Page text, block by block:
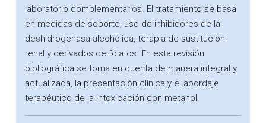
laboratorio complementarios. El tratamiento se basa
en medidas de soporte, uso de inhibidores de la
deshidrogenasa alcohólica, terapia de sustitución
renal y derivados de folatos. En esta revisión
bibliográfica se toma en cuenta de manera integral y
actualizada, la presentación clínica y el abordaje
terapéutico de la intoxicación con metanol.